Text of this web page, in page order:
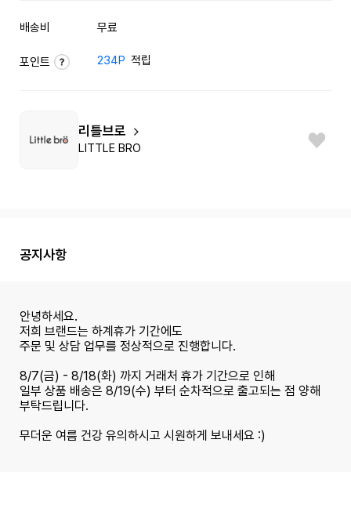
배송비 무료
포인트 234P 적립
리틀브로
LITTLE BRO
공지사항
안녕하세요.
저희 브랜드는 하계휴가 기간에도
주문 및 상담 업무를 정상적으로 진행합니다.
8/7(금) - 8/18(화) 까지 거래처 휴가 기간으로 인해
일부 상품 배송은 8/19(수) 부터 순차적으로 출고되는 점 양해
부탁드립니다.
무더운 여름 건강 유의하시고 시원하게 보내세요 :)